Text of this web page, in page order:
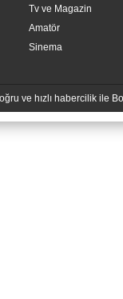
Tv ve Magazin
Amatör
Sinema
ve hızlı habercilik ile